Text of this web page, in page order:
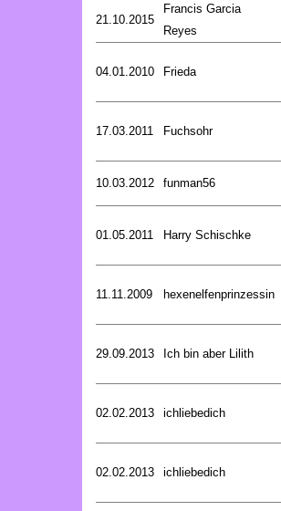
21.10.2015
Francis Garcia
Reyes
04.01.2010 Frieda
17.03.2011 Fuchsohr
10.03.2012 funman56
01.05.2011 Harry Schischke
11.11.2009 hexenelfenprinzessin
29.09.2013 Ich bin aber Lilith
02.02.2013 ichliebedich
02.02.2013 ichliebedich